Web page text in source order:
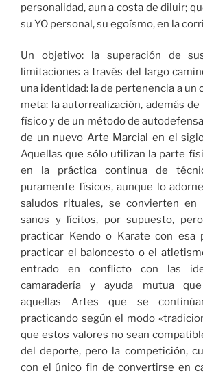
personalidad, aun a costa de diluir;
su YO personal, su egoísmo, en la
Un objetivo: la superación de
limitaciones a través del largo
una identidad: la de pertenencia a un
meta: la autorrealización, además
físico y de un método de
de un nuevo Arte Marcial en el
Aquellas que sólo utilizan la parte
en la práctica continua de
puramente físicos, aunque lo
saludos rituales, se convierten en
sanos y lícitos, por supuesto,
practicar Kendo o Karate con esa
practicar el baloncesto o el
entrado en conflicto con las
camaradería y ayuda mutua
aquellas Artes que se
practicando según el modo
que estos valores no sean
del deporte, pero la competición,
con el único fin de convertirse en